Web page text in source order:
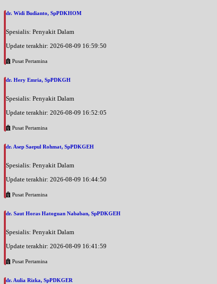
dr. Widi Budianto, SpPDKHOM
Spesialis: Penyakit Dalam
Update terakhir: 2026-08-09 16:59:50
Pusat Pertamina
dr. Hery Emria, SpPDKGH
Spesialis: Penyakit Dalam
Update terakhir: 2026-08-09 16:52:05
Pusat Pertamina
dr. Asep Saepul Rohmat, SpPDKGEH
Spesialis: Penyakit Dalam
Update terakhir: 2026-08-09 16:44:50
Pusat Pertamina
dr. Saut Horas Hatoguan Nababan, SpPDKGEH
Spesialis: Penyakit Dalam
Update terakhir: 2026-08-09 16:41:59
Pusat Pertamina
dr. Aulia Rizka, SpPDKGER